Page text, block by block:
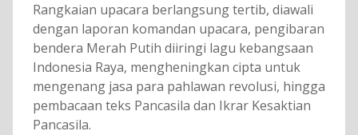
Rangkaian upacara berlangsung tertib, diawali
dengan laporan komandan upacara, pengibaran
bendera Merah Putih diiringi lagu kebangsaan
Indonesia Raya, mengheningkan cipta untuk
mengenang jasa para pahlawan revolusi, hingga
pembacaan teks Pancasila dan Ikrar Kesaktian
Pancasila.